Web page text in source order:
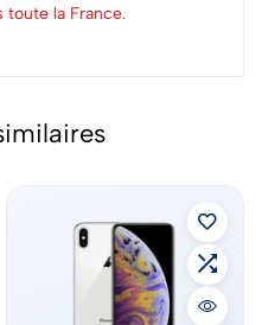
toute la France.